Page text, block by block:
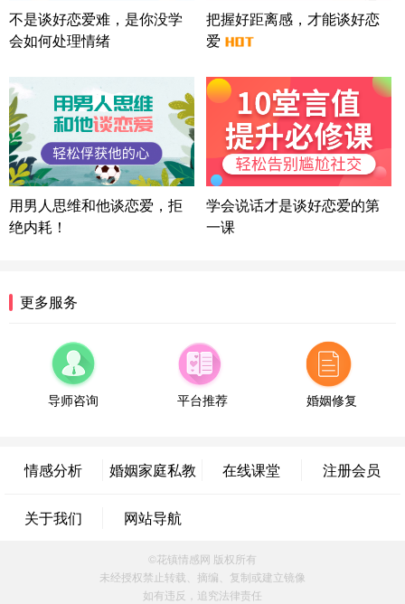
微信用户 Liberty 通过此页面咨询，已获得专属情感
方案
广东-广州 188****5632
湖北-武汉 135****7410
41分钟前
微信用户 困困魚? 通过此页面咨询，已获得专属情感
方案
陕西-西安 139****6283
3分钟前
情感方案
浙江-宁波 150****8921
福建-厦门 159****4462
53分钟前
微信用户 凌乱小羊 通过此页面咨询，已获得专属情
辽宁-大连 176****2843
39分钟前
属情感方案
微信用户 墨笙 通过此页面咨询，已获得专属情感方
案
江苏-苏州 188****5187
不是谈好恋爱难，是你没学
会如何处理情绪
把握好距离感，才能谈好恋
爱
用男人思维和他谈恋爱，拒
绝内耗！
学会说话才是谈好恋爱的第
一课
更多服务
导师咨询 平台推荐 婚姻修复
情感分析 婚姻家庭私教 在线课堂 注册会员
关于我们 网站导航
©花镇情感网 版权所有
未经授权禁止转载、摘编、复制或建立镜像
如有违反，追究法律责任